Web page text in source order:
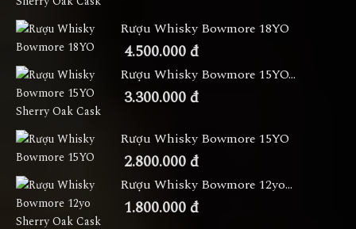
Rượu Whisky Bowmore 18YO
4.500.000 đ
Rượu Whisky Bowmore 15YO...
3.300.000 đ
Rượu Whisky Bowmore 15YO
2.800.000 đ
Rượu Whisky Bowmore 12yo...
1.800.000 đ